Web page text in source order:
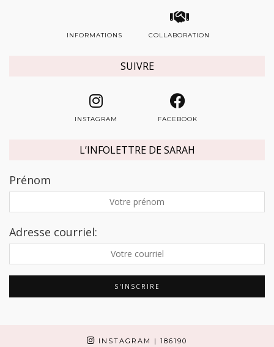
INFORMATIONS COLLABORATION
SUIVRE
INSTAGRAM FACEBOOK
L’INFOLETTRE DE SARAH
Prénom
Adresse courriel:
INSTAGRAM | 186190